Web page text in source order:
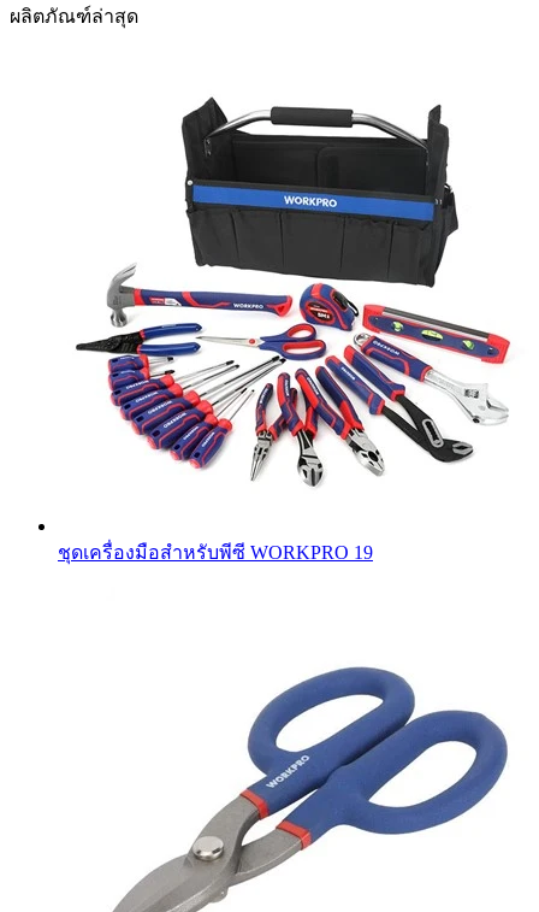
ผลิตภัณฑ์ล่าสุด
ชุดเครื่องมือสำหรับพีซี WORKPRO 19